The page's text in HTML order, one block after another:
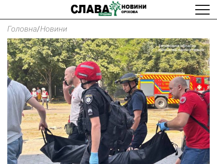
Головна/Новини